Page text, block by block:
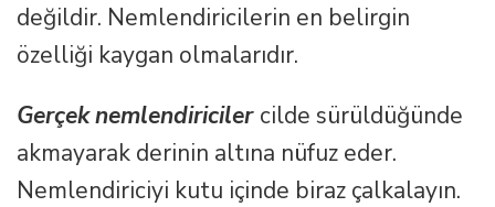
değildir. Nemlendiricilerin en belirgin
özelliği kaygan olmalarıdır.
Gerçeknemlendiriciler cilde sürüldüğünde
akmayarak derinin altına nüfuz eder.
Nemlendiriciyi kutu içinde biraz çalkalayın.